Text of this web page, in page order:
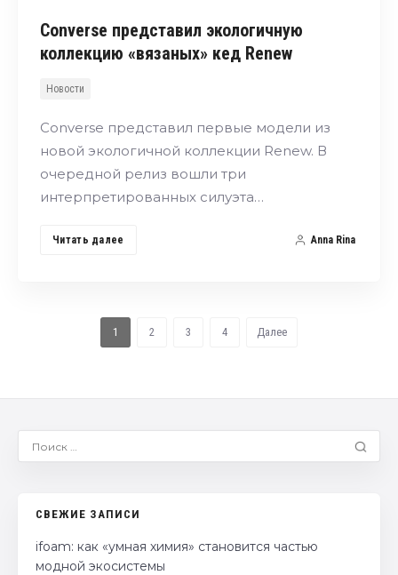
Converse представил экологичную
коллекцию «вязаных» кед Renew
Новости
Converse представил первые модели из
новой экологичной коллекции Renew. В
очередной релиз вошли три
интерпретированных силуэта…
Читать далее Anna Rina
1 2 3 4 Далее
СВЕЖИЕ ЗАПИСИ
ifoam: как «умная химия» становится частью
модной экосистемы